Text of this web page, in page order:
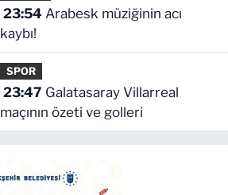
23:54Arabesk müziğinin acı
kaybı!
SPOR
23:47
maçının özeti ve golleri